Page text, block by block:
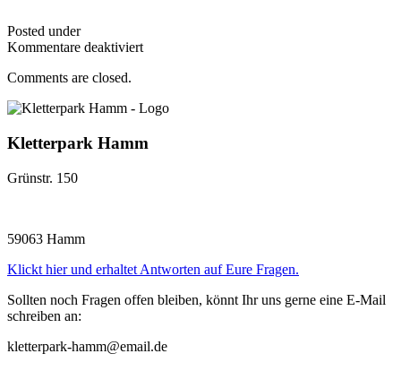
Posted under
Kommentare deaktiviertfür
Comments are closed.
Kletterpark Hamm
Grünstr. 150
59063 Hamm
Klickt hier und erhaltet Antworten auf Eure Fragen.
Sollten noch Fragen offen bleiben, könnt Ihr uns gerne eine E-Mail
schreiben an:
kletterpark-hamm@email.de